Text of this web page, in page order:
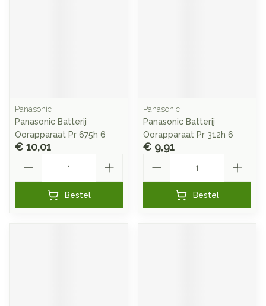
Panasonic
Panasonic Batterij
Oorapparaat Pr 675h 6
€ 10,01
Bestel
Panasonic
Panasonic Batterij
Oorapparaat Pr 312h 6
€ 9,91
Bestel